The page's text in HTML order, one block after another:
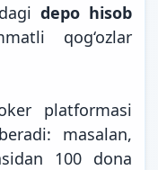
depo hisob
qog‘ozlar
platformasi
masalan,
100 dona